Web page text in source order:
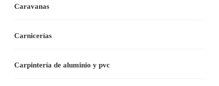
Caravanas
Carnicerías
Carpintería de aluminio y pvc